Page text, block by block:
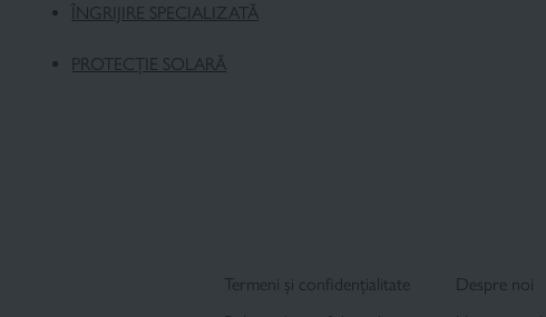
ÎNGRIJIRE SPECIALIZATĂ
PROTECȚIE SOLARĂ
Termeni și confidențialitate
Despre noi